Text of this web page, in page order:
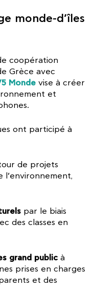
monde-d’îles
coopération
Grèce avec
Monde vise à créer
et
ont participé à
de projets
l’environnement,
par le biais
des classes en
grand public à
prises en charges
et des